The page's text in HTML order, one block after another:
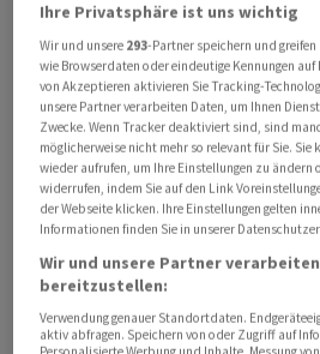
Biotech-Firma hat dieses Jahr
Wert verloren. Das mit
Schlafmittels Quviviq
auch nach dem jüngsten
noch Kapitalbedarf.
Zum ausführlichen Bericht geht
+++
16:10
Ihre Privatsphäre ist uns wichtig
Wir und unsere 293-Partner speichern und
wie Browserdaten oder eindeutige Kennungen
von Akzeptieren aktivieren Sie Tracking-
unsere Partner verarbeiten Daten, um Ihnen
Zwecke. Wenn Tracker deaktiviert sind, sind
möglicherweise nicht mehr so relevant für Sie. Sie
wieder aufrufen, um Ihre Einstellungen zu ändern
widerrufen, indem Sie auf den Link
der Webseite klicken. Ihre Einstellungen gelten
Informationen finden Sie in unserer
Wir und unsere Partner
bereitzustellen:
Verwendung genauer Standortdaten.
aktiv abfragen. Speichern von oder Zugriff auf